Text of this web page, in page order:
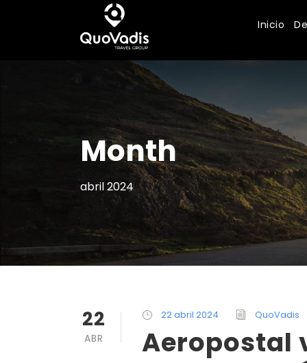
Inicio
Month
abril 2024
22
ABR
22 abril 2024 QuoVadis
Aeropostal